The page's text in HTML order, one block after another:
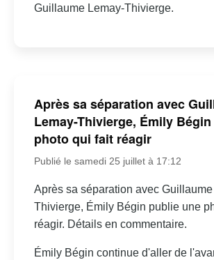
Guillaume Lemay-Thivierge.
Après sa séparation avec
Lemay-Thivierge, Émily
photo qui fait réagir
Publié le samedi 25 juillet à 17:12
Après sa séparation avec
Thivierge, Émily Bégin publie une
réagir. Détails en commentaire.
Émily Bégin continue d'aller de